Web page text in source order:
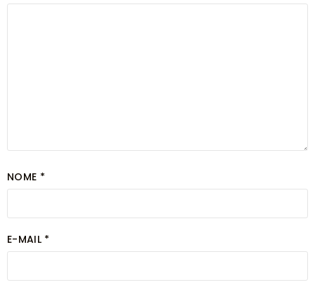
NOME *
E-MAIL *